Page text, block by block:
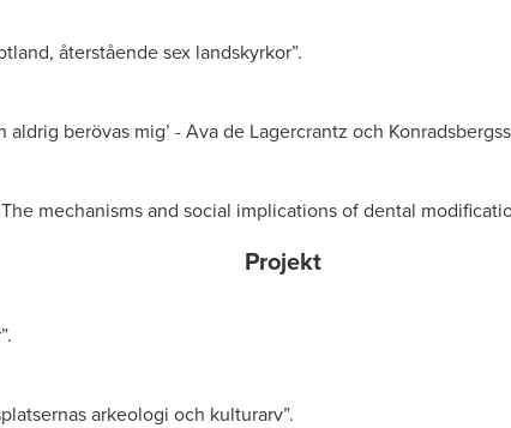
återstående sex landskyrkor”.
aldrig berövas mig’ - Ava de Lagercrantz och
mechanisms and social implications of dental
Projekt
arkeologi och kulturarv”.